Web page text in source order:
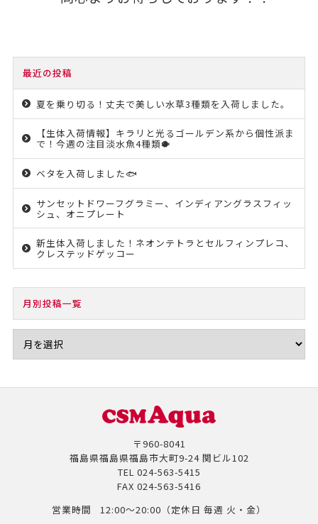
最近の投稿
夏を乗り切る！丈夫で美しい水草3種類を入荷しました。
【生体入荷情報】キラリと光るゴールデン系から個性派ま
で！今週の注目淡水魚4種類🐡
ベタを入荷しました🐟
サンセットドワーフグラミー、インディアングラスフィッ
シュ、オニプレート
新生体入荷しました！ネオンテトラとセルフィンプレコ、
クレステッドゲッコー
月別投稿一覧
〒960-8041
福島県福島県福島市大町9-24 関ビル102
TEL 024-563-5415
FAX 024-563-5416
営業時間
12:00～20:00（定休日 毎週 火・金）